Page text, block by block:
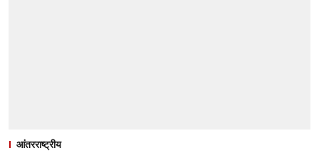
आंतरराष्ट्रीय